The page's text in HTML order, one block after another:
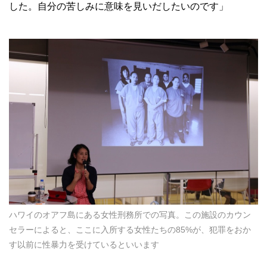
した。自分の苦しみに意味を見いだしたいのです」
ハワイのオアフ島にある女性刑務所での写真。この施設のカウン
セラーによると、ここに入所する女性たちの85%が、犯罪をおか
す以前に性暴力を受けているといいます